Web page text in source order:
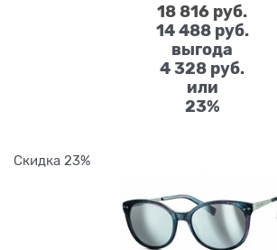
18 816 руб.
14 488 руб.
выгода
4 328 руб.
или
23%
Скидка 23%